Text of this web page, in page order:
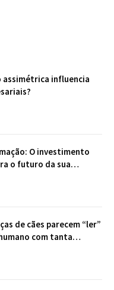
assimétrica influencia
O investimento
o futuro da sua
de cães parecem “ler”
com tanta